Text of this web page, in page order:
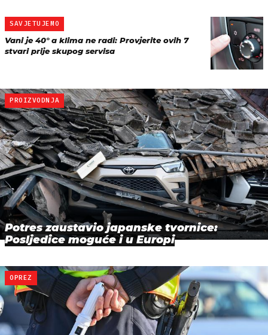
SAVJETUJEMO
Vani je 40° a klima ne radi: Provjerite ovih 7
stvari prije skupog servisa
PROIZVODNJA
Potres zaustavio japanske tvornice:
Posljedice moguće i u Europi
OPREZ